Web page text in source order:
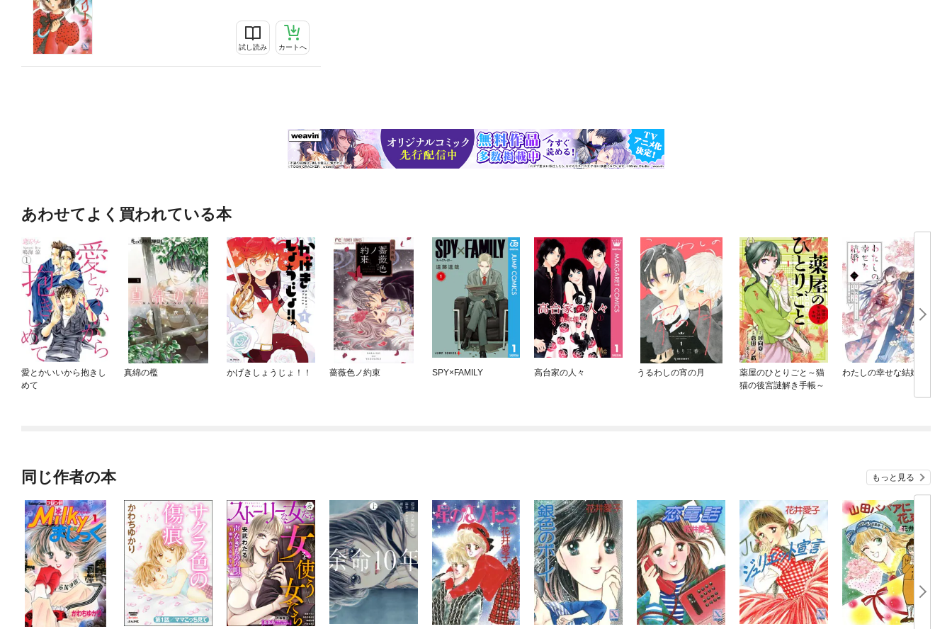
試し読み カートへ
あわせてよく買われている本
愛とかいいから抱きし
めて
真綿の檻 かげきしょうじょ！！ 薔薇色ノ約束 SPY×FAMILY 高台家の人々 うるわしの宵の月
薬屋のひとりごと～猫
猫の後宮謎解き手帳～
わたしの幸せな結婚
同じ作者の本 もっと見る